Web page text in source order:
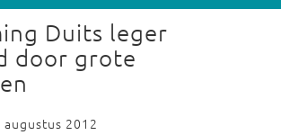
Duits leger
door grote
augustus 2012